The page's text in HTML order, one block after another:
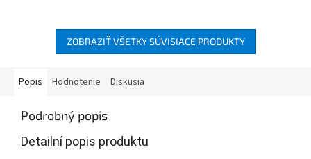
ZOBRAZIŤ VŠETKY SÚVISIACE PRODUKTY
Popis Hodnotenie Diskusia
Podrobný popis
Detailní popis produktu